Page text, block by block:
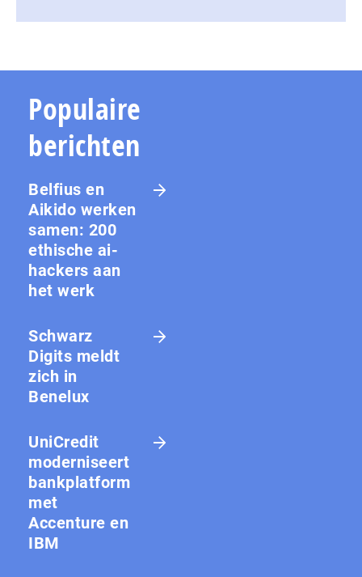
Populaire
berichten
Belfius en
Aikido werken
samen: 200
ethische ai-
hackers aan
het werk
Schwarz
Digits meldt
zich in
Benelux
UniCredit
moderniseert
bankplatform
met
Accenture en
IBM